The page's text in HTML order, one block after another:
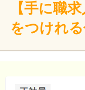
【手に職
をつけれ